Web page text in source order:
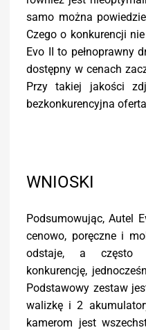
samo można
Czego o konkurencji
Evo II to pełnoprawny
dostępny w cenach
Przy takiej jakości
bezkonkurencyjna
WNIOSKI
Podsumowując, Autel
cenowo, poręczne i
odstaje, a często
konkurencję,
Podstawowy zestaw
walizkę i 2
kamerom jest